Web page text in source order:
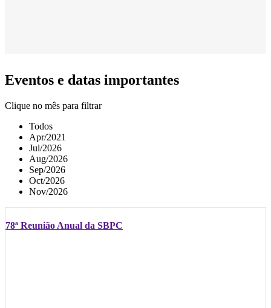
Eventos e datas importantes
Clique no mês para filtrar
Todos
Apr/2021
Jul/2026
Aug/2026
Sep/2026
Oct/2026
Nov/2026
78ª Reunião Anual da SBPC